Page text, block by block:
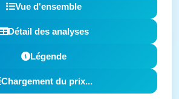
Vue d'ensemble
Détail des analyses
Légende
Chargement du prix...